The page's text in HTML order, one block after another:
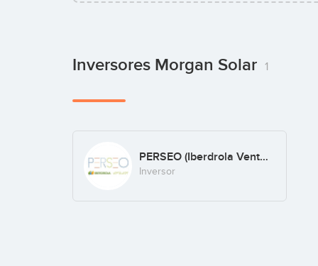
Inversores Morgan Solar 1
PERSEO (Iberdrola Ventures)
Inversor